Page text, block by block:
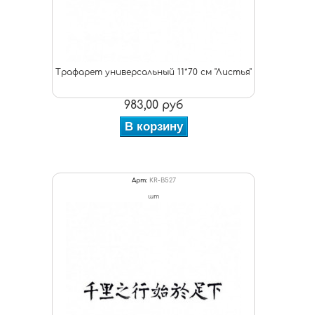
Трафарет универсальный 11*70 см "Листья"
983,00 руб
В корзину
Арт: KR-B527
шт